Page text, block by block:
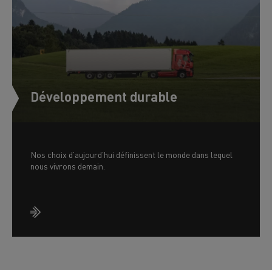
Développement durable
Nos choix d’aujourd’hui définissent le monde dans lequel
nous vivrons demain.